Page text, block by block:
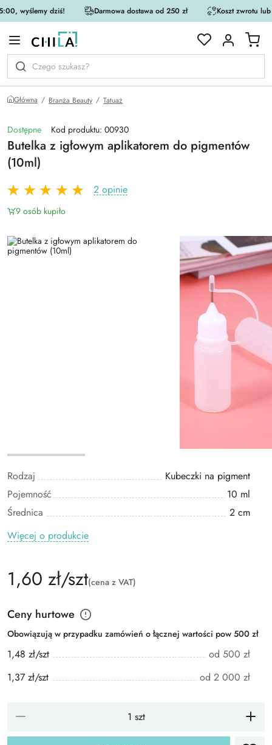
wyślemy dziś! Darmowa dostawa od 250 zł Koszt zwrotu
Główna Branża Beauty Tatuaż
Dostępne Kod produktu: 00930
Butelka z igłowym aplikatorem do pigmentów
(10ml)
2 opinie
9 osób kupiło
Rodzaj
Kubeczki na pigment
Pojemność
10 ml
Średnica
2 cm
Więcej o produkcie
1,60 zł/szt(cena z VAT)
Ceny hurtowe
Obowiązują w przypadku zamówień o łącznej wartości pow 500 zł
1,48 zł/szt
od 500 zł
1,37 zł/szt
od 2 000 zł